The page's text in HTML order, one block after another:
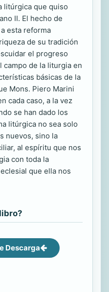
litúrgica que quiso
II. El hecho de
esta reforma
de su tradición
el progreso
campo de la liturgia en
básicas de la
Mons. Piero Marini
cada caso, a la vez
se han dado los
litúrgica no sea solo
nuevos, sino la
al espíritu que nos
con toda la
que ella nos
Descarga